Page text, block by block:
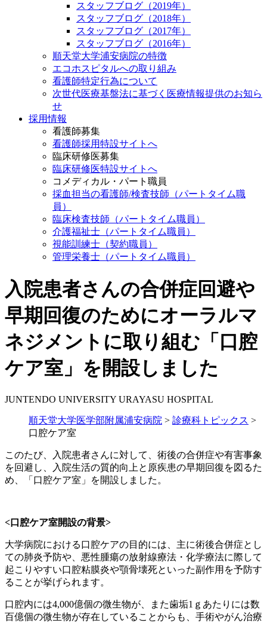
スタッフブログ（2019年）
スタッフブログ（2018年）
スタッフブログ（2017年）
スタッフブログ（2016年）
順天堂大学浦安病院の特徴
エコホスピタルへの取り組み
看護師特定行為について
次世代医療基盤法に基づく医療情報提供のお知ら
せ
採用情報
看護師募集
看護師採用特設サイトへ
臨床研修医募集
臨床研修医特設サイトへ
コメディカル・パート職員
採血担当の看護師/検査技師（パートタイム職
員）
臨床検査技師（パートタイム職員）
介護福祉士（パートタイム職員）
視能訓練士（契約職員）
管理栄養士（パートタイム職員）
入院患者さんの合併症回避や
早期回復のためにオーラルマ
ネジメントに取り組む「口腔
ケア室」を開設しました
JUNTENDO UNIVERSITY URAYASU HOSPITAL
順天堂大学医学部附属浦安病院 > 診療科トピックス >
口腔ケア室
このたび、入院患者さんに対して、術後の合併症や有害事象
を回避し、入院生活の質的向上と原疾患の早期回復を図るた
め、「口腔ケア室」を開設しました。
<口腔ケア室開設の背景>
大学病院における口腔ケアの目的には、主に術後合併症とし
ての肺炎予防や、悪性腫瘍の放射線療法・化学療法に際して
起こりやすい口腔粘膜炎や顎骨壊死といった副作用を予防す
ることが挙げられます。
口腔内には4,000億個の微生物が、また歯垢1 ｇあたりには数
百億個の微生物が存在していることからも、手術やがん治療